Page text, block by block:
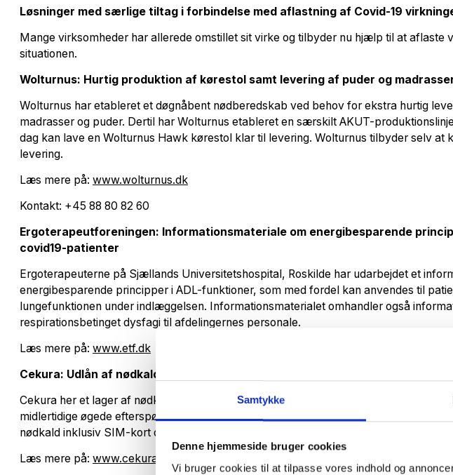
Samtykke
Denne hjemmeside bruger cookies
Vi bruger cookies til at tilpasse vores indhold og
Løsninger med særlige tiltag i forbindelse med aflastning af Covid-19
Mange virksomheder har allerede omstillet sit virke og tilbyder nu hjælp til at aflaste
situationen.
Wolturnus: Hurtig produktion af kørestol samt levering af puder og
Wolturnus har etableret et døgnåbent nødberedskab ved behov for ekstra hurtig
madrasser og puder. Dertil har Wolturnus etableret en særskilt AKUT-
dag kan lave en Wolturnus Hawk kørestol klar til levering. Wolturnus tilbyder selv at
levering.
Læs mere på: www.wolturnus.dk
Kontakt: +45 88 80 82 60
Ergoterapeutforeningen: Informationsmateriale om energibesparende
covid19-patienter
Ergoterapeuterne på Sjællands Universitetshospital, Roskilde har udarbejdet et
energibesparende principper i ADL-funktioner, som med fordel kan anvendes til
lungefunktionen under indlæggelsen. Informationsmaterialet omhandler også
respirationsbetinget dysfagi til afdelingernes personale.
Læs mere på: www.etf.dk
Cekura: Udlån af nødkaldsalarmer til ældreområdet
Cekura her et lager af nødkaldssystemer, som de udlåner til kommuner. Med henblik
midlertidige øgede efterspørgsel efter nødkaldeudstyr og tryghed hos ældre borgere,
nødkald inklusiv SIM-kort og opsætning af viderestilling af kald til medarbejdere af
Læs mere på: www.cekura.dk